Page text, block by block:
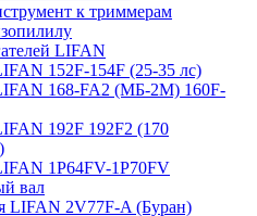
к триммерам
LIFAN
152F-154F (25-35 лс)
168-FA2 (МБ-2М) 160F-
192F 192F2 (170
1Р64FV-1Р70FV
вал
LIFAN 2V77F-A (Буран)